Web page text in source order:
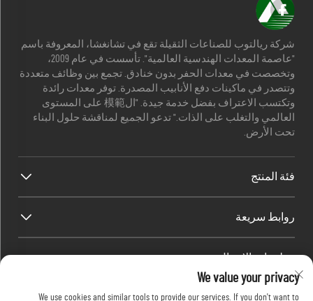
شركة ريالتوب للصناعات الثقيلة تقع في تشانغشا، المعروفة باسم
"عاصمة المعدات الهندسية العالمية". تأسست في عام 2009،
وتخصصت في معدات الحفر بدون خنادق. تجمع بين وظائف متعددة
وتتصدر في ماكينات دفع الأنابيب المصدرة. توفر معدات رائدة
وتكتسب الاعتراف بفضل خدمة جيدة. "ال模範 على المستوى
العالمي والتغلب على الذات." تدعو الجميع لمناقشة حلول البناء
تحت الأرض.
فئة المنتج
روابط سريعة
معلومات الاتصال
Office add : رقم 688، حديقة صناعة شابينغ، منطقة كايفو، مدينةWe value your privacy
We use cookies and similar tools to provide our services. If you don't want to